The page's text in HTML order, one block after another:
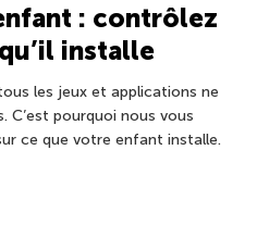
: contrôlez
installe
les jeux et applications ne
C’est pourquoi nous vous
ce que votre enfant installe.